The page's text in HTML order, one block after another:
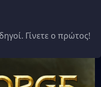
Γίνετε ο πρώτος!